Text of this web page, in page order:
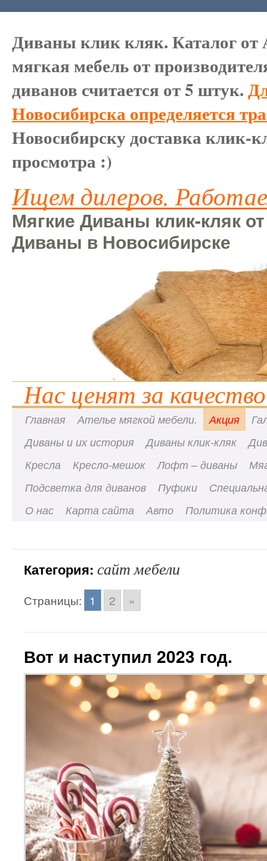
Диваны клик кляк. Каталог
мягкая мебель от
диванов считается от 5 штук.
Новосибирска определяется
Новосибирску доставка клик-
просмотра :)
Ищем дилеров.
Мягкие Диваны клик-кляк
Диваны в Новосибирске
Нас ценят за
Главная Ателье мягкой мебели. Акция
Диваны и их история
Диваны клик-кляк
Кресла
Кресло-мешок Лофт – диваны
Подсветка для диванов
Пуфики
О нас
Карта сайта Авто Политика
Категория: сайт мебели
Страницы: 1 2 »
Вот и наступил 2023 год.